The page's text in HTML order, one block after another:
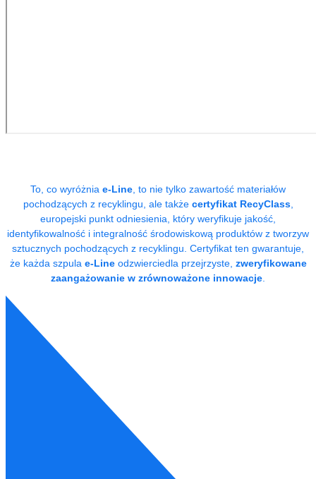
To, co wyróżnia e-Line , to nie tylko zawartość materiałów
pochodzących z recyklingu, ale także certyfikat RecyClass,
europejski punkt odniesienia, który weryfikuje jakość,
identyfikowalność i integralność środowiskową produktów z tworzyw
sztucznych pochodzących z recyklingu. Certyfikat ten gwarantuje,
że każda szpula e-Lineodzwierciedla przejrzyste, zweryfikowane
zaangażowanie w zrównoważone innowacje